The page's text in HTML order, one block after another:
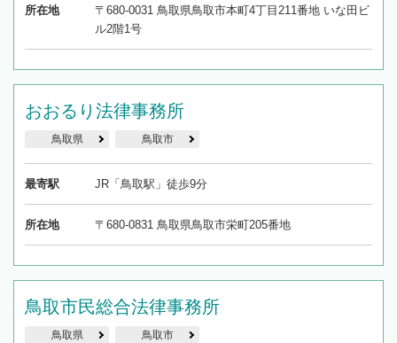
所在地
〒680-0031 鳥取県鳥取市本町4丁目211番地 いな田ビ
ル2階1号
おおるり法律事務所
鳥取県 鳥取市
最寄駅 JR「鳥取駅」徒歩9分
所在地 〒680-0831 鳥取県鳥取市栄町205番地
鳥取市民総合法律事務所
鳥取県 鳥取市